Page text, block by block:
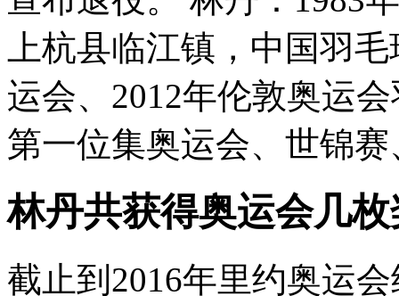
上杭县临江镇，中国羽
运会、2012年伦敦奥运
第一位集奥运会、世锦
林丹共获得奥运会几
截止到2016年里约奥运